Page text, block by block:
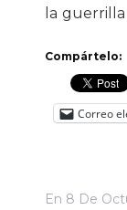
la
Compártelo:
Correo
En 8 De